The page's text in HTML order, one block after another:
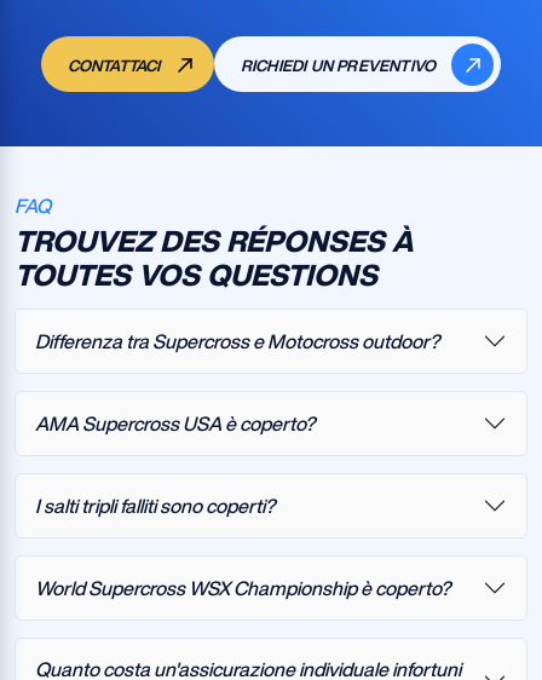
CONTATTACI RICHIEDI UN PREVENTIVO
FAQ
TROUVEZ DES RÉPONSES À
TOUTES VOS QUESTIONS
Differenza tra Supercross e Motocross outdoor?
AMA Supercross USA è coperto?
I salti tripli falliti sono coperti?
World Supercross WSX Championship è coperto?
Quanto costa un'assicurazione individuale infortuni